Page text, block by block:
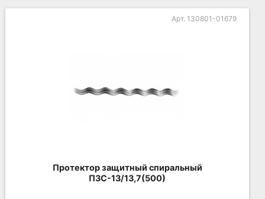
Арт. 130801-01679
Протектор защитный спиральный
ПЗС-13/13,7(500)